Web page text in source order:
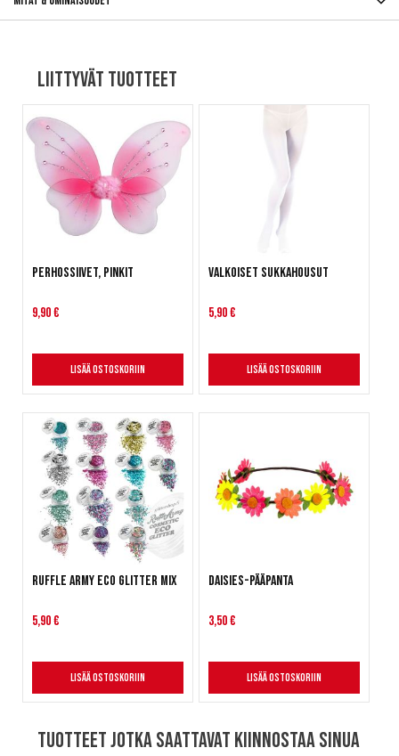
Liittyvät tuotteet
Perhossiivet, pinkit
9,90 €
Lisää ostoskoriin
Valkoiset sukkahousut
5,90 €
Lisää ostoskoriin
Ruffle Army Eco Glitter Mix
5,90 €
Lisää ostoskoriin
Daisies-pääpanta
3,50 €
Lisää ostoskoriin
Tuotteet jotka saattavat kiinnostaa sinua